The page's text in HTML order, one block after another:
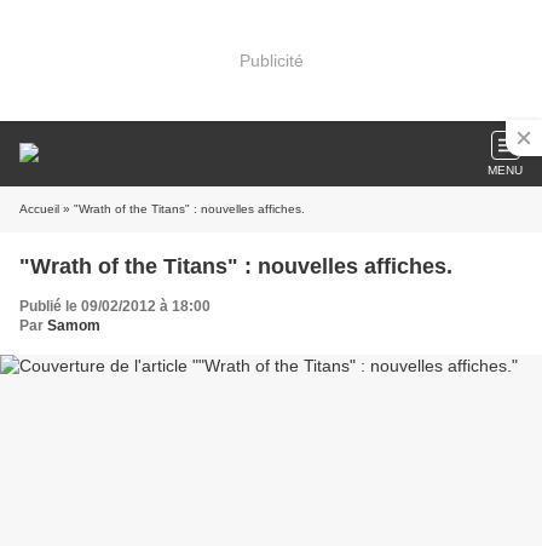
Publicité
MENU
Accueil » "Wrath of the Titans" : nouvelles affiches.
"Wrath of the Titans" : nouvelles affiches.
Publié le 09/02/2012 à 18:00
Par Samom